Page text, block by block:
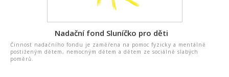
Nadační fond Sluníčko pro děti
Činnost nadačního fondu je zaměřena na pomoc fyzicky a mentálně
postiženým dětem, nemocným dětem a dětem ze sociálně slabých
poměrů.